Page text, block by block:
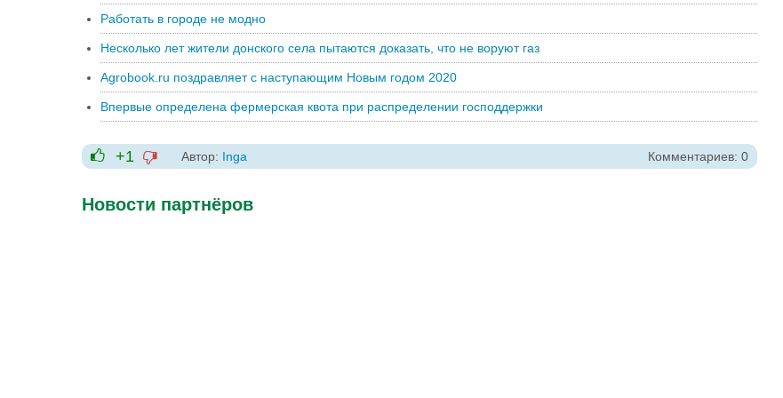
Работать в городе не модно
Несколько лет жители донского села пытаются доказать, что не воруют газ
Agrobook.ru поздравляет с наступающим Новым годом 2020
Впервые определена фермерская квота при распределении господдержки
+1
+1
-1
Автор: Inga Комментариев: 0
Новости партнёров